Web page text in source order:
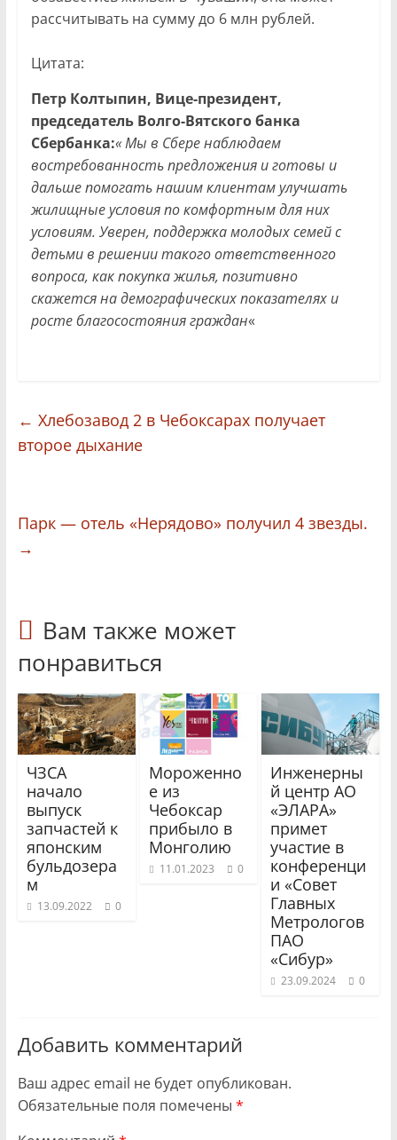
рассчитывать на сумму до 6 млн рублей.
Цитата:
Петр Колтыпин, Вице-президент,
председатель Волго-Вятского банка
Сбербанка:« Мы в Сбере наблюдаем
востребованность предложения и готовы и
дальше помогать нашим клиентам улучшать
жилищные условия по комфортным для них
условиям. Уверен, поддержка молодых семей с
детьми в решении такого ответственного
вопроса, как покупка жилья, позитивно
скажется на демографических показателях и
росте благосостояния граждан«
← Хлебозавод 2 в Чебоксарах получает
второе дыхание
Парк — отель «Нерядово» получил 4 звезды.
→
Вам также может
понравиться
ЧЗСА
начало
выпуск
запчастей к
японским
бульдозера
м
13.09.2022 0
Мороженно
е из
Чебоксар
прибыло в
Монголию
11.01.2023 0
Инженерны
й центр АО
«ЭЛАРА»
примет
участие в
конференци
и «Совет
Главных
Метрологов
ПАО
«Сибур»
23.09.2024 0
Добавить комментарий
Ваш адрес email не будет опубликован.
Обязательные поля помечены *